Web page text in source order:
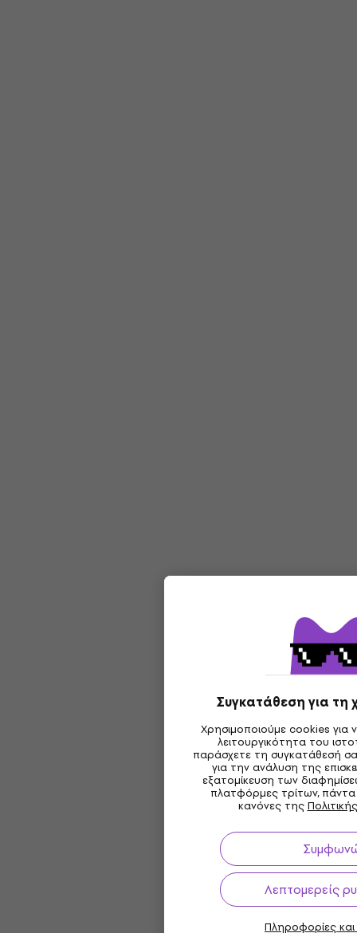
Συγκατάθεση για
Χρησιμοποιούμε cookies για
λειτουργικότητα του
παράσχετε τη συγκατάθεσή
για την ανάλυση της
εξατομίκευση των
πλατφόρμες τρίτων,
κανόνες της
Λεπτομερείς
Πληροφορίες